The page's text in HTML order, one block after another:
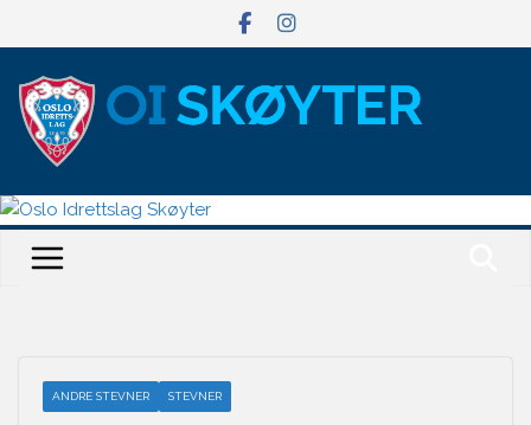
ANDRE STEVNER STEVNER